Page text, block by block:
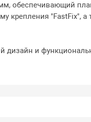
обеспечивающий
крепления "FastFix",
дизайн и